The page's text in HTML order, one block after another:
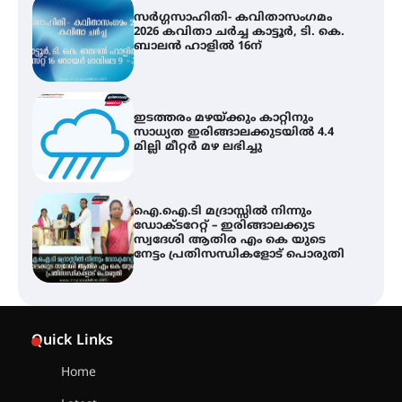
സർഗ്ഗസാഹിതി- കവിതാസംഗമം
2026 കവിതാ ചർച്ച കാട്ടൂർ, ടി. കെ.
ബാലൻ ഹാളിൽ 16ന്
ഇടത്തരം മഴയ്ക്കും കാറ്റിനും
സാധ്യത ഇരിങ്ങാലക്കുടയിൽ 4.4
മില്ലി മീറ്റർ മഴ ലഭിച്ചു
ഐ.ഐ.ടി മദ്രാസ്സിൽ നിന്നും
ഡോക്ടറേറ്റ് – ഇരിങ്ങാലക്കുട
സ്വദേശി ആതിര എം കെ യുടെ
നേട്ടം പ്രതിസന്ധികളോട് പൊരുതി
Quick Links
Home